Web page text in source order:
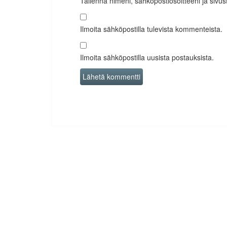
Ilmoita sähköpostilla tulevista kommenteista.
Ilmoita sähköpostilla uusista postauksista.